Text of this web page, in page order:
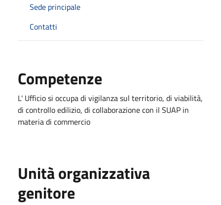
Sede principale
Contatti
Competenze
L' Ufficio si occupa di vigilanza sul territorio, di viabilità,
di controllo edilizio, di collaborazione con il SUAP in
materia di commercio
Unità organizzativa
genitore